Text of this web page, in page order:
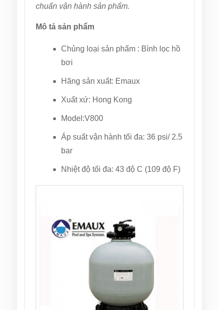
chuẩn vận hành sản phẩm.
Mô tả sản phẩm
Chủng loại sản phẩm : Bình lọc hồ
bơi
Hãng sản xuất: Emaux
Xuất xứ: Hong Kong
Model:V800
Áp suất vận hành tối đa: 36 psi/ 2.5
bar
Nhiệt độ tối đa: 43 độ C (109 độ F)